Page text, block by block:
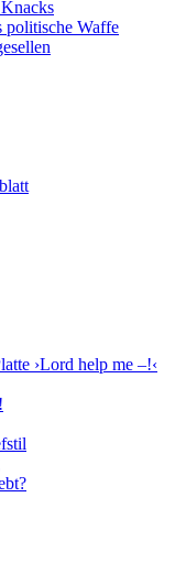
politische Waffe
›Lord help me –!‹